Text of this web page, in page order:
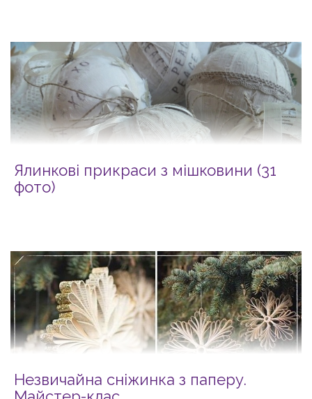
Ялинкові прикраси з мішковини (31
фото)
Незвичайна сніжинка з паперу.